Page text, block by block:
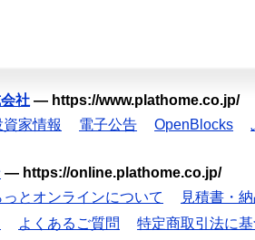
社 — https://www.plathome.co.jp/
家情報 電子公告 OpenBlocks
— https://online.plathome.co.jp/
っとオンラインについて
見積書・
よくあるご質問
特定商取引法に